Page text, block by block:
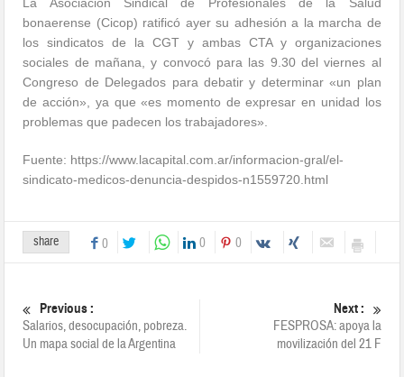
bonaerense (Cicop) ratificó ayer su adhesión a la marcha de
los sindicatos de la CGT y ambas CTA y organizaciones
sociales de mañana, y convocó para las 9.30 del viernes al
Congreso de Delegados para debatir y determinar «un plan
de acción», ya que «es momento de expresar en unidad los
problemas que padecen los trabajadores».
Fuente: https://www.lacapital.com.ar/informacion-gral/el-
sindicato-medicos-denuncia-despidos-n1559720.html
share 0 0 0
Previous :
Salarios, desocupación, pobreza.
Un mapa social de la Argentina
Next :
FESPROSA: apoya la
movilización del 21 F